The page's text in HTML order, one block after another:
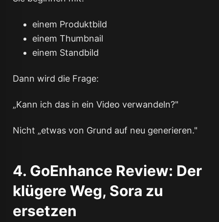
einem Produktbild
einem Thumbnail
einem Standbild
Dann wird die Frage:
„Kann ich das in ein Video verwandeln?"
Nicht „etwas von Grund auf neu generieren."
4. GoEnhance Review: Der
klügere Weg, Sora zu
ersetzen